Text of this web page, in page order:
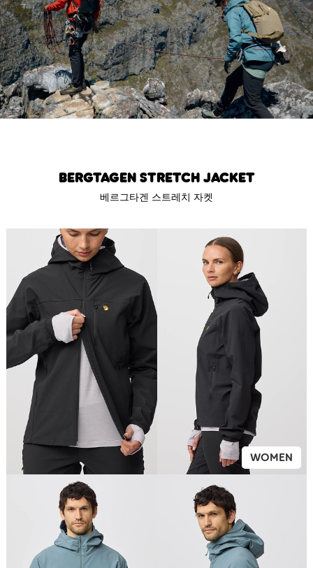
Bergtagen Stretch Jacket
베르그타겐 스트레치 자켓
WOMEN